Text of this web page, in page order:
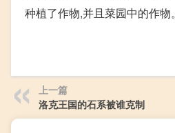
种植了作物,并且菜园中的作物。
上一篇
洛克王国的石系被谁克制